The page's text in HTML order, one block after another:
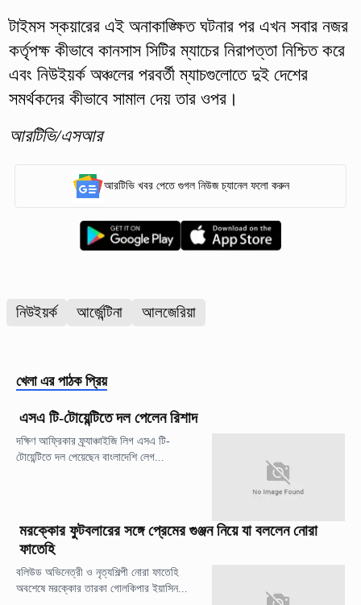
টাইমস স্কয়ারের এই অনাকাঙ্ক্ষিত ঘটনার পর এখন সবার নজর
কর্তৃপক্ষ কীভাবে কানসাস সিটির ম্যাচের নিরাপত্তা নিশ্চিত করে
এবং নিউইয়র্ক অঞ্চলের পরবর্তী ম্যাচগুলোতে দুই দেশের
সমর্থকদের কীভাবে সামাল দেয় তার ওপর।
আরটিভি/এসআর
আরটিভি খবর পেতে গুগল নিউজ চ্যানেল ফলো করুন
নিউইয়র্ক আর্জেন্টিনা আলজেরিয়া
খেলা এর পাঠক প্রিয়
এসএ টি-টোয়েন্টিতে দল পেলেন রিশাদ
দক্ষিণ আফ্রিকার ফ্র্যাঞ্চাইজি লিগ এসএ টি-
টোয়েন্টিতে দল পেয়েছেন বাংলাদেশি লেগ...
মরক্কোর ফুটবলারের সঙ্গে প্রেমের গুঞ্জন নিয়ে যা বললেন নোরা
ফাতেহি
বলিউড অভিনেত্রী ও নৃত্যশিল্পী নোরা ফাতেহি
অবশেষে মরক্কোর তারকা গোলকিপার ইয়াসিন...